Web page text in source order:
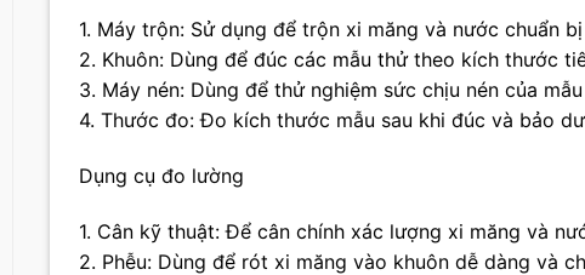
1. Máy trộn: Sử dụng để trộn xi măng và nước chuẩn
2. Khuôn: Dùng để đúc các mẫu thử theo kích thước
3. Máy nén: Dùng để thử nghiệm sức chịu nén của
4. Thước đo: Đo kích thước mẫu sau khi đúc và bảo
Dụng cụ đo lường
1. Cân kỹ thuật: Để cân chính xác lượng xi măng và
2. Phễu: Dùng để rót xi măng vào khuôn dễ dàng và